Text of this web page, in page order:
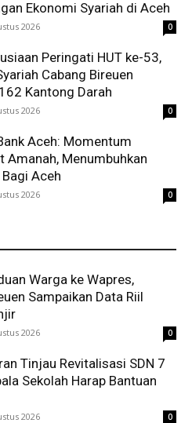
Ekonomi Syariah di Aceh
2026 0
Peringati HUT ke-53,
Cabang Bireuen
Kantong Darah
2026 0
Aceh: Momentum
Amanah, Menumbuhkan
Aceh
2026 0
Warga ke Wapres,
Sampaikan Data Riil
2026 0
Tinjau Revitalisasi SDN 7
Sekolah Harap Bantuan
2026 0